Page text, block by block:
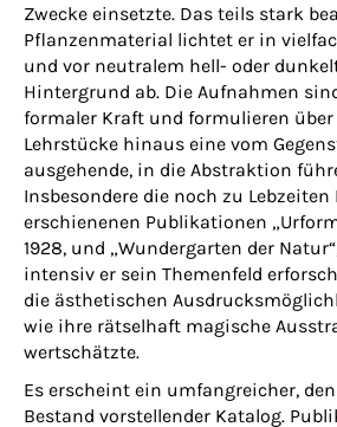
Zwecke einsetzte. Das teils stark
Pflanzenmaterial lichtet er in
und vor neutralem hell- oder
Hintergrund ab. Die Aufnahmen
formaler Kraft und formulieren
Lehrstücke hinaus eine vom
ausgehende, in die Abstraktion
Insbesondere die noch zu Lebzeiten
erschienenen Publikationen
1928, und „Wundergarten der
intensiv er sein Themenfeld
die ästhetischen
wie ihre rätselhaft magische
wertschätzte.
Es erscheint ein umfangreicher,
Bestand vorstellender Katalog.